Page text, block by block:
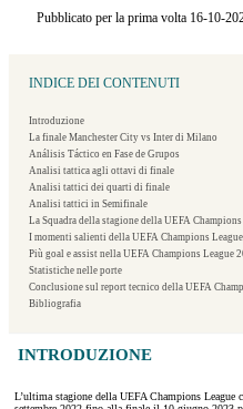
Pubblicato per la prima volta 16-10-
INDICE DEI CONTENUTI
Introduzione
La finale Manchester City vs Inter di Milano
Análisis Táctico en Fase de Grupos
Analisi tattica agli ottavi di finale
Analisi tattici dei quarti di finale
Analisi tattici in Semifinale
La Squadra della stagione della UEFA Champions
I momenti salienti della UEFA Champions League
Più goal e assist nella UEFA Champions League
Statistiche nelle porte
Conclusione sul report tecnico della UEFA
Bibliografia
INTRODUZIONE
L’ultima stagione della UEFA Champions